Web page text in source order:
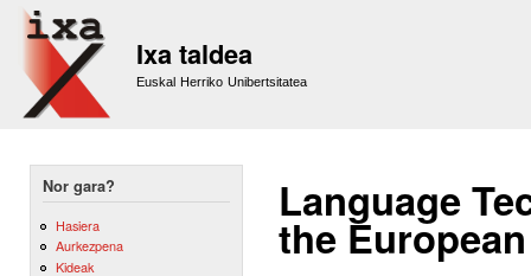
Ixa taldea
Euskal Herriko Unibertsitatea
Nor gara?
Hasiera
Aurkezpena
Kideak
Language
the